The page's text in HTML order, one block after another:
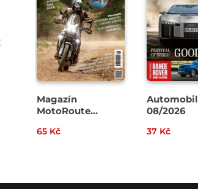
Magazín
MotoRoute
65 Kč
Automobil
08/2026
37 Kč